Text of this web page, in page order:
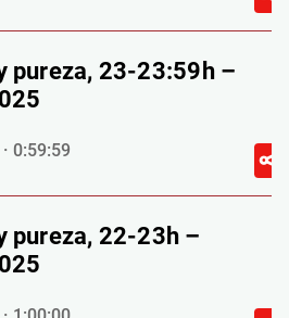
pureza, 23-23:59h –
0:59:59
pureza, 22-23h –